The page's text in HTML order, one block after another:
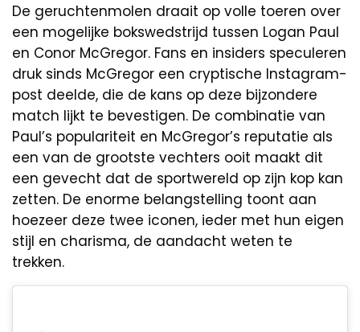
De geruchtenmolen draait op volle toeren over
een mogelijke bokswedstrijd tussen Logan Paul
en Conor McGregor. Fans en insiders speculeren
druk sinds McGregor een cryptische Instagram-
post deelde, die de kans op deze bijzondere
match lijkt te bevestigen. De combinatie van
Paul’s populariteit en McGregor’s reputatie als
een van de grootste vechters ooit maakt dit
een gevecht dat de sportwereld op zijn kop kan
zetten. De enorme belangstelling toont aan
hoezeer deze twee iconen, ieder met hun eigen
stijl en charisma, de aandacht weten te
trekken.